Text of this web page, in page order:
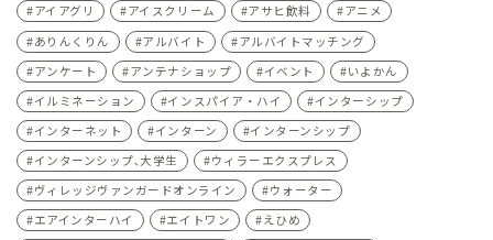
アイアグリ
アイスクリーム アサヒ飲料
アニメ
ありんくりん
アルバイト
アルバイトマッチング
アンケート
アンテナショップ イベント
いよかん
イルミネーション
インスパイア・ハイ
インターシップ
インターネット
インターン
インターンシップ
インターンシップ､大学生
ウィラーエクスプレス
ヴィレッジヴァンガードオンライン
ウォーター
エアインターハイ
エイトワン
えひめ